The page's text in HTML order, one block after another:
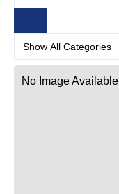
No Image Available